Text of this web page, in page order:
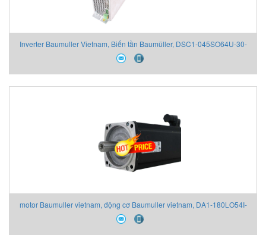
Inverter Baumuller Vietnam, Biến tần Baumüller, DSC1-045SO64U-30-
54-EOA-DPP-K-AN-O-TC1,đại lý Baumuller vietnam, Baumuller vietnam
motor Baumuller vietnam, động cơ Baumuller vietnam, DA1-180LO54I-
17-5-DOB-1-NT9-R9R-AA-O+AH1+QS1, đại lý baumuller vietnam